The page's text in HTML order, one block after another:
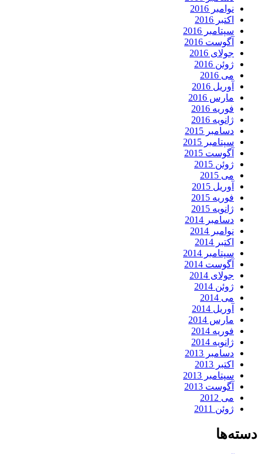
نوامبر 2016
اکتبر 2016
سپتامبر 2016
آگوست 2016
جولای 2016
ژوئن 2016
می 2016
آوریل 2016
مارس 2016
فوریه 2016
ژانویه 2016
دسامبر 2015
سپتامبر 2015
آگوست 2015
ژوئن 2015
می 2015
آوریل 2015
فوریه 2015
ژانویه 2015
دسامبر 2014
نوامبر 2014
اکتبر 2014
سپتامبر 2014
آگوست 2014
جولای 2014
ژوئن 2014
می 2014
آوریل 2014
مارس 2014
فوریه 2014
ژانویه 2014
دسامبر 2013
اکتبر 2013
سپتامبر 2013
آگوست 2013
می 2012
ژوئن 2011
دسته‌ها